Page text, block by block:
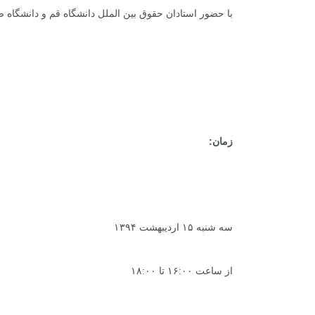
با حضور استادان حقوق بین الملل دانشگاه قم و دانشگاه
زمان:
سه شنبه ۱۵ اردیبهشت ۱۳۹۴
از ساعت ۱۶:۰۰ تا ۱۸:۰۰